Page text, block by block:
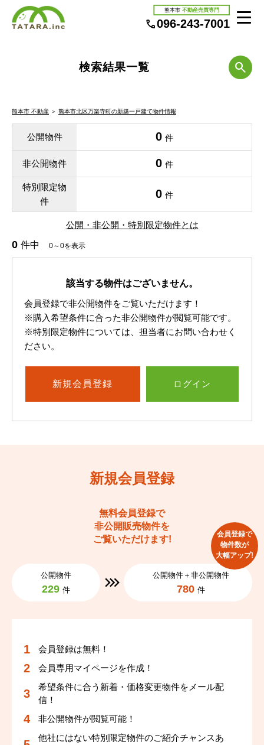
熊本市 不動産売買専門
096-243-7001
検索結果一覧
熊本市 不動産 ＞ 熊本市北区万楽寺町の新築一戸建て物件情報
公開物件 0 件
非公開物件 0 件
特別限定物
件
0 件
公開・非公開・特別限定物件とは
0 件中 0～0を表示
該当する物件はございません。
会員登録で非公開物件をご覧いただけます！
※購入希望条件に合った非公開物件が閲覧可能です。
※特別限定物件については、担当者にお問い合わせく
ださい。
新規会員登録 ログイン
新規会員登録
無料会員登録で
非公開販売物件を
ご覧いただけます!
公開物件
229 件
公開物件＋非公開物件
780 件
会員登録で
物件数が
大幅アップ!
会員登録は無料！
会員専用マイページを作成！
希望条件に合う新着・価格変更物件をメール配
信！
非公開物件が閲覧可能！
他社にはない特別限定物件のご紹介チャンスあ